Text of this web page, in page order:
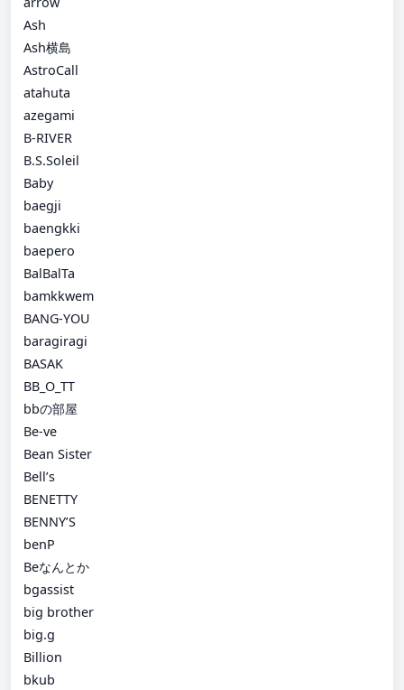
Ash
Ash横島
AstroCall
atahuta
azegami
B-RIVER
B.S.Soleil
Baby
baegji
baengkki
baepero
BalBalTa
bamkkwem
BANG-YOU
baragiragi
BASAK
BB_O_TT
bbの部屋
Be-ve
Bean Sister
Bell’s
BENETTY
BENNY’S
benP
Beなんとか
bgassist
big brother
big.g
Billion
bkub